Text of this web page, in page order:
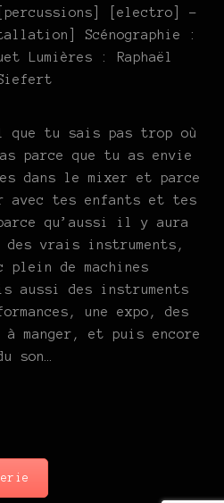
[electro] –
Scénographie :
Lumières : Raphaël
tu sais pas trop où
parce que tu as envie
dans le mixer et parce
avec tes enfants et tes
qu’aussi il y aura
des vrais instruments,
plein de machines
aussi des instruments
une expo, des
manger, et puis encore
son…